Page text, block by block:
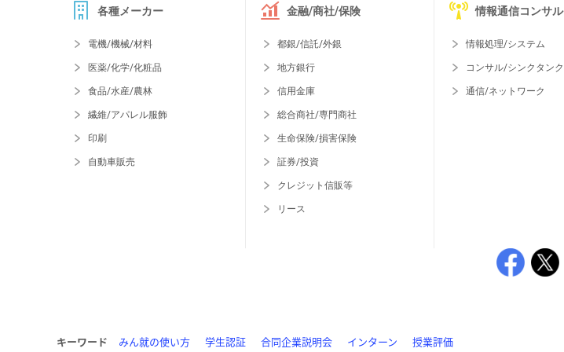
各種メーカー
電機/機械/材料
医薬/化学/化粧品
食品/水産/農林
繊維/アパレル服飾
印刷
自動車販売
金融/商社/保険
都銀/信託/外銀
地方銀行
信用金庫
総合商社/専門商社
生命保険/損害保険
証券/投資
クレジット信販等
リース
情報通信コンサル
情報処理/システム
コンサル/シンクタンク
通信/ネットワーク
キーワード みん就の使い方 学生認証 合同企業説明会 インターン 授業評価